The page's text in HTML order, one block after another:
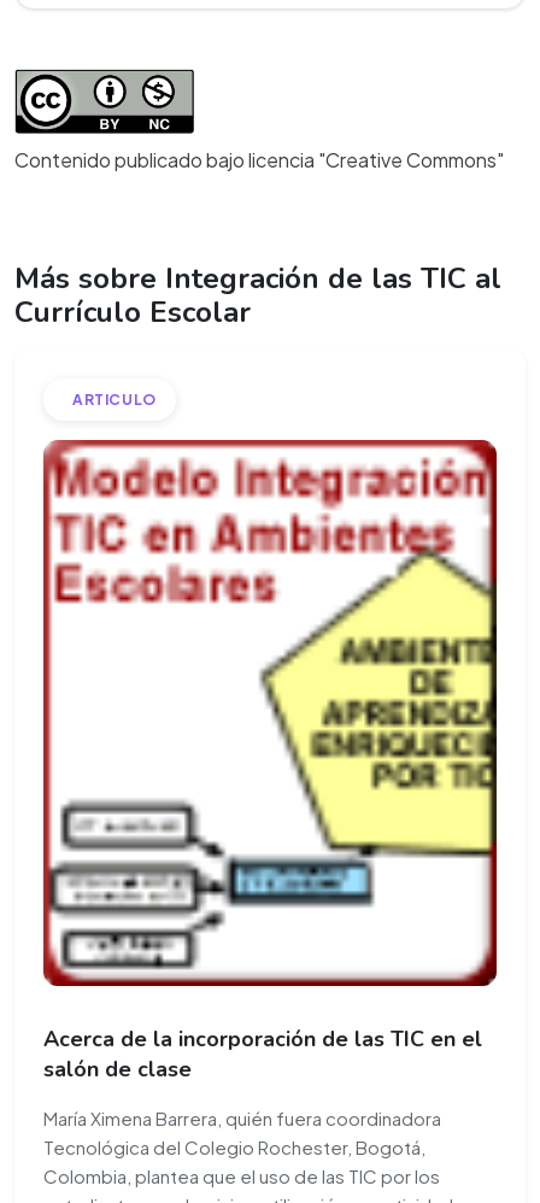
Contenido publicado bajo licencia "Creative Commons"
Más sobre Integración de las TIC al
Currículo Escolar
ARTICULO
Acerca de la incorporación de las TIC en el
salón de clase
María Ximena Barrera, quién fuera coordinadora
Tecnológica del Colegio Rochester, Bogotá,
Colombia, plantea que el uso de las TIC por los